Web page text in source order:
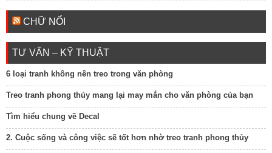
CHỮ NỔI
TƯ VẤN – KỸ THUẬT
6 loại tranh không nên treo trong văn phòng
Treo tranh phong thủy mang lại may mắn cho văn phòng của bạn
Tìm hiểu chung về Decal
2. Cuộc sống và công việc sẽ tốt hơn nhờ treo tranh phong thủy